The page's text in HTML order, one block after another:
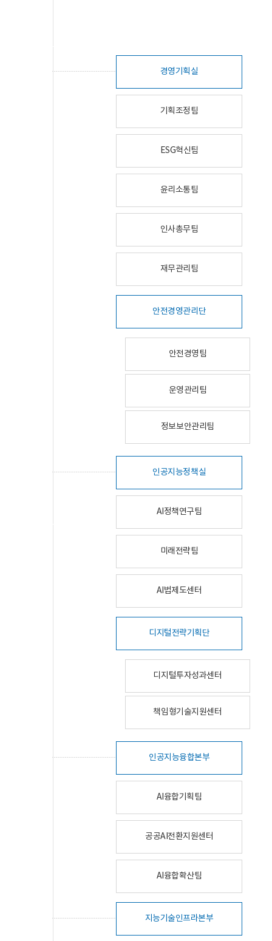
경영기획실
기획조정팀
ESG혁신팀
윤리소통팀
인사총무팀
재무관리팀
안전경영관리단
안전경영팀
운영관리팀
정보보안관리팀
인공지능정책실
AI정책연구팀
미래전략팀
AI법제도센터
디지털전략기획단
디지털투자성과센터
책임형기술지원센터
인공지능융합본부
AI융합기획팀
공공AI전환지원센터
AI융합확산팀
지능기술인프라본부